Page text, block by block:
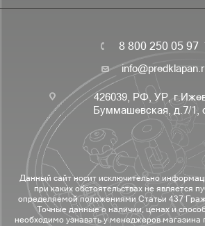
8 800 250 05 97
426039, РФ, УР,
Буммашевская, д.7/1,
Данный сайт носит исключительно
при каких обстоятельствах не является
определяемой положениями Статьи 437
Точные данные о наличии, ценах и
необходимо узнавать у менеджеров магазина